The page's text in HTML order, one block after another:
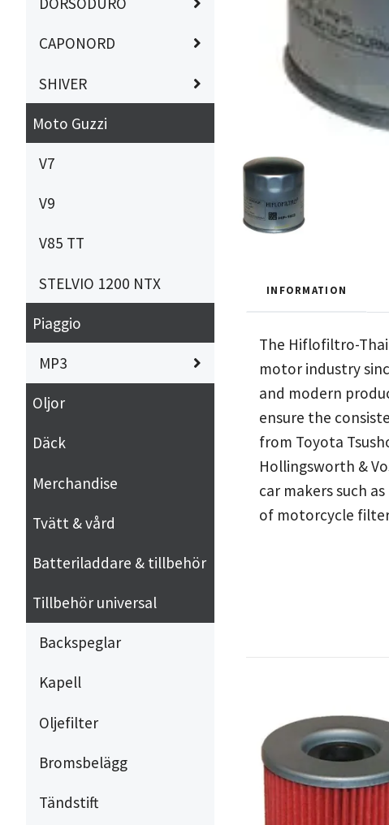
CAPONORD
SHIVER
Moto Guzzi
V7
V9
V85 TT
STELVIO 1200 NTX
Piaggio
MP3
Oljor
Däck
Merchandise
Tvätt & vård
Batteriladdare & tillbehör
Tillbehör universal
Backspeglar
Kapell
Oljefilter
Bromsbelägg
Tändstift
INFORMATION
The Hiflofiltro-
motor industry
and modern
ensure the
from Toyota
Hollingsworth &
car makers such
of motorcycle